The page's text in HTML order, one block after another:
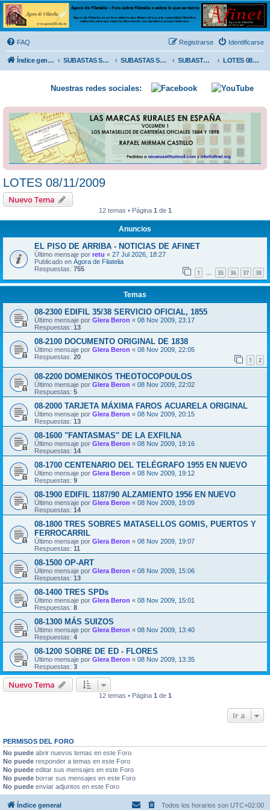
Ágora de Filatelia
Foro sobre filatelia o sobre lo que se tercie. Ágora de Filatelia es un foro abierto que Afinet
ofrece a la comunidad filatélica universal para que exprese libremente sus opiniones y
conocimientos
FAQ Identificarse
Registrarse
Índice general SUBASTAS SOLIDARIAS (In memoriam MENDOZA) SUBASTAS SOLIDARIAS 2025 y anteriores SUBASTAS SOLIDARIAS 2009 LOTES 08/11/2009
Nuestras redes sociales:
LOTES 08/11/2009
Nuevo Tema
12 temas • Página 1 de 1
Anuncios
EL PISO DE ARRIBA - NOTICIAS DE AFINET
Último mensaje por retu « 27 Jul 2026, 18:27
Publicado en Ágora de Filatelia
Respuestas: 755 1 … 35 36 37 38
Temas
08-2300 EDIFIL 35/38 SERVICIO OFICIAL, 1855
Último mensaje por Glera Beron « 08 Nov 2009, 23:17
Respuestas: 13
08-2100 DOCUMENTO ORIGINAL DE 1838
Último mensaje por Glera Beron « 08 Nov 2009, 22:05
Respuestas: 20 1 2
08-2200 DOMENIKOS THEOTOCOPOULOS
Último mensaje por Glera Beron « 08 Nov 2009, 22:02
Respuestas: 5
08-2000 TARJETA MÁXIMA FAROS ACUARELA ORIGINAL
Último mensaje por Glera Beron « 08 Nov 2009, 20:15
Respuestas: 13
08-1600 "FANTASMAS" DE LA EXFILNA
Último mensaje por Glera Beron « 08 Nov 2009, 19:16
Respuestas: 14
08-1700 CENTENARIO DEL TELÉGRAFO 1955 EN NUEVO
Último mensaje por Glera Beron « 08 Nov 2009, 19:12
Respuestas: 9
08-1900 EDIFIL 1187/90 ALZAMIENTO 1956 EN NUEVO
Último mensaje por Glera Beron « 08 Nov 2009, 19:09
Respuestas: 14
08-1800 TRES SOBRES MATASELLOS GOMIS, PUERTOS Y
FERROCARRIL
Último mensaje por Glera Beron « 08 Nov 2009, 19:07
Respuestas: 11
08-1500 OP-ART
Último mensaje por Glera Beron « 08 Nov 2009, 15:06
Respuestas: 13
08-1400 TRES SPDs
Último mensaje por Glera Beron « 08 Nov 2009, 15:01
Respuestas: 8
08-1300 MÁS SUIZOS
Último mensaje por Glera Beron « 08 Nov 2009, 13:40
Respuestas: 4
08-1200 SOBRE DE ED - FLORES
Último mensaje por Glera Beron « 08 Nov 2009, 13:35
Respuestas: 3
Nuevo Tema
12 temas • Página 1 de 1
Ir a
PERMISOS DEL FORO
No puede abrir nuevos temas en este Foro
No puede responder a temas en este Foro
No puede editar sus mensajes en este Foro
No puede borrar sus mensajes en este Foro
No puede enviar adjuntos en este Foro
Índice general Todos los horarios son UTC+02:00